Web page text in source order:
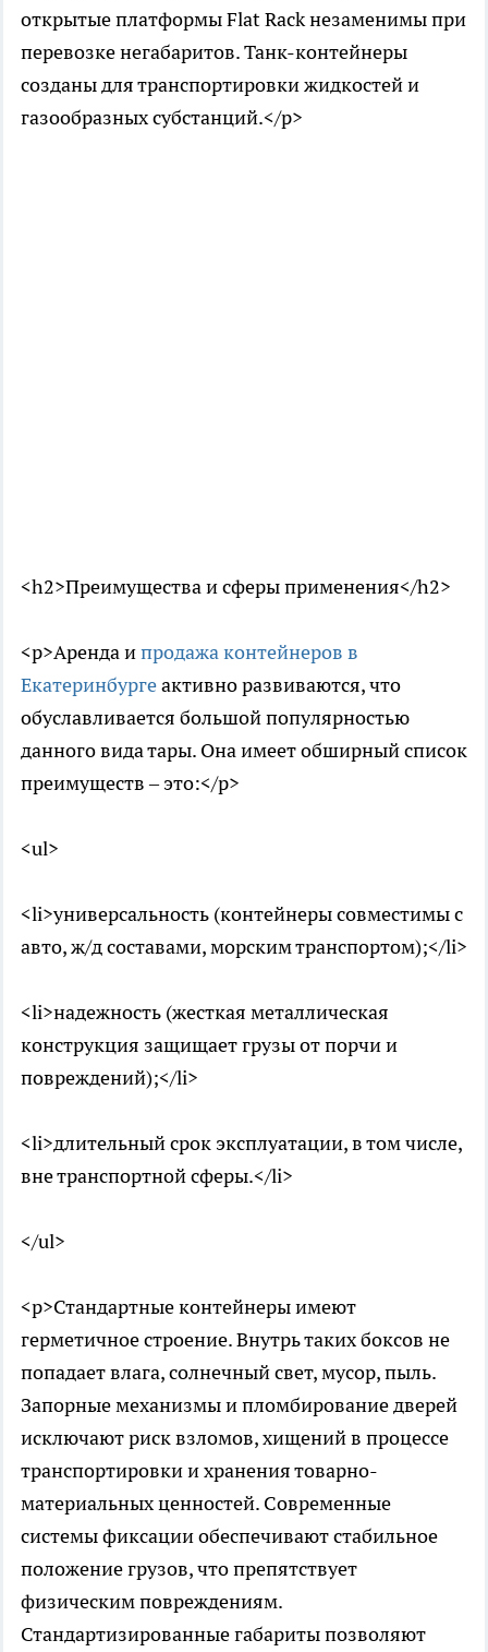
открытые платформы Flat Rack незаменимы при
перевозке негабаритов. Танк-контейнеры
созданы для транспортировки жидкостей и
газообразных субстанций.</p>
<h2>Преимущества и сферы применения</h2>
<p>Аренда ипродажа контейнеров в
Екатеринбургеактивно развиваются, что
обуславливается большой популярностью
данного вида тары. Она имеет обширный список
преимуществ – это:</p>
<ul>
<li>универсальность (контейнеры совместимы с
авто, ж/д составами, морским транспортом);</li>
<li>надежность (жесткая металлическая
конструкция защищает грузы от порчи и
повреждений);</li>
<li>длительный срок эксплуатации, в том числе,
вне транспортной сферы.</li>
</ul>
<p>Стандартные контейнеры имеют
герметичное строение. Внутрь таких боксов не
попадает влага, солнечный свет, мусор, пыль.
Запорные механизмы и пломбирование дверей
исключают риск взломов, хищений в процессе
транспортировки и хранения товарно-
материальных ценностей. Современные
системы фиксации обеспечивают стабильное
положение грузов, что препятствует
физическим повреждениям.
Стандартизированные габариты позволяют